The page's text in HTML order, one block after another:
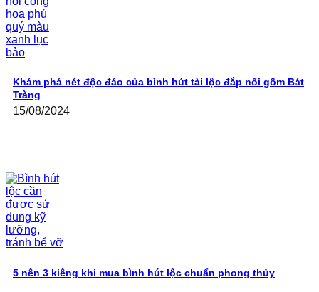
Khám phá nét độc đáo của bình hút tài lộc đắp nổi gốm Bát
Tràng
15/08/2024
5 nên 3 kiêng khi mua bình hút lộc chuẩn phong thủy